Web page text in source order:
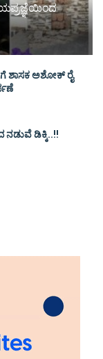
ಶಾಸಕ ಅಶೋಕ್ ರೈ
ನಡುವೆ ಡಿಕ್ಕಿ..!!